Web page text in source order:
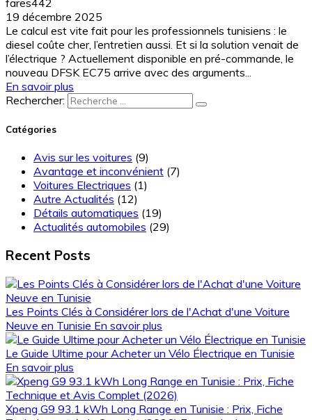
19 décembre 2025
Le calcul est vite fait pour les professionnels tunisiens : le
diesel coûte cher, l’entretien aussi. Et si la solution venait de
l’électrique ? Actuellement disponible en pré-commande, le
nouveau DFSK EC75 arrive avec des arguments...
En savoir plus
Rechercher:
Catégories
Avis sur les voitures (9)
Avantage et inconvénient (7)
Voitures Electriques (1)
Autre Actualités (12)
Détails automatiques (19)
Actualités automobiles (29)
Recent Posts
Les Points Clés à Considérer lors de l'Achat d'une Voiture
Neuve en Tunisie En savoir plus
Le Guide Ultime pour Acheter un Vélo Électrique en Tunisie
En savoir plus
Xpeng G9 93.1 kWh Long Range en Tunisie : Prix, Fiche